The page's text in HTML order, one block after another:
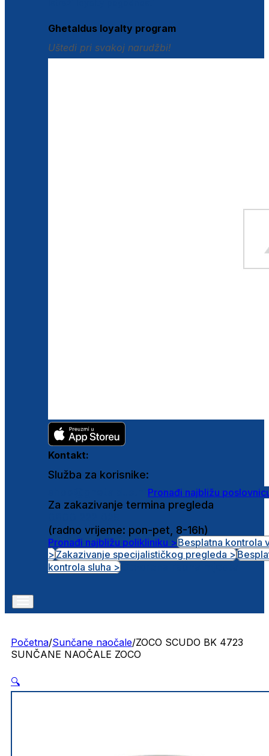
Ghetaldus loyalty program
Uštedi pri svakoj narudžbi!
Kontakt:
Služba za korisnike:
Pronađi najbližu
Za zakazivanje termina pregleda
(radno vrijeme: pon-pet, 8-16h)
Pronađi najbližu polikliniku >Besplatna kontrola
>Zakazivanje specijalističkog pregleda >
kontrola sluha >
Početna/Sunčane naočale/ZOCO SCUDO BK 4723
SUNČANE NAOČALE ZOCO
🔍